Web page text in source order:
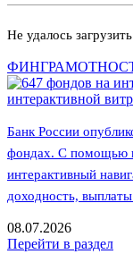
Не удалось
интерактивной
Банк России
фондах. С помощью
интерактивный
доходность,
08.07.2026
Перейти в раздел